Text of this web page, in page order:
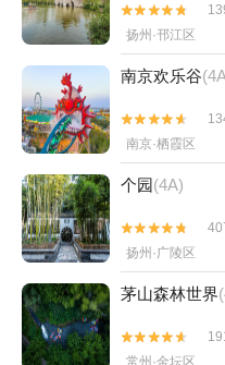


扬州·邗江区
南京欢乐谷


南京·栖霞区
个园(4A)


扬州·广陵区
茅山森林世界

